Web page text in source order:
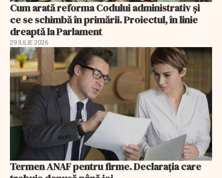
Cum arată reforma Codului administrativ și
ce se schimbă în primării. Proiectul, în linie
dreaptă la Parlament
29 IULIE 2026
Termen ANAF pentru firme. Declarația care